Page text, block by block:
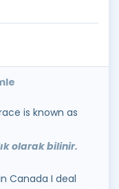
is known as
olarak bilinir.
Canada I deal